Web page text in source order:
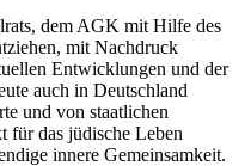
dem AGK mit Hilfe des
mit Nachdruck
Entwicklungen und der
auch in Deutschland
und von staatlichen
für das jüdische Leben
innere Gemeinsamkeit.